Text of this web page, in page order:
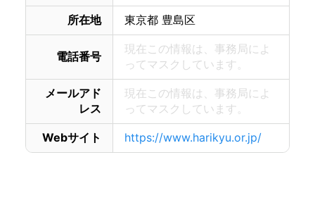
所在地 東京都 豊島区
電話番号
現在この情報は、事務局によ
ってマスクしています。
メールアド
レス
現在この情報は、事務局によ
ってマスクしています。
Webサイト https://www.harikyu.or.jp/